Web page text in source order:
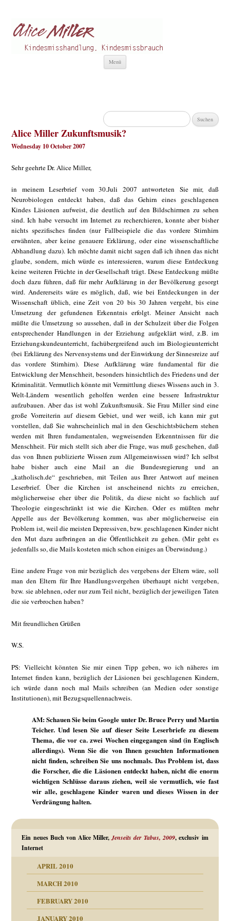
Menü
Suchen
nach:
Alice Miller Zukunftsmusik?
Wednesday 10 October 2007
Sehr geehrte Dr. Alice Miller,
in meinem Leserbrief vom 30.Juli 2007 antworteten Sie mir, daß
Neurobiologen entdeckt haben, daß das Gehirn eines geschlagenen
Kindes Läsionen aufweist, die deutlich auf den Bildschirmen zu sehen
sind. Ich habe versucht im Internet zu recherchieren, konnte aber bisher
nichts spezifisches finden (nur Fallbeispiele die das vordere Stirnhirn
erwähnten, aber keine genauere Erklärung, oder eine wissenschaftliche
Abhandlung dazu). Ich möchte damit nicht sagen daß ich ihnen das nicht
glaube, sondern, mich würde es interessieren, warum diese Entdeckung
keine weiteren Früchte in der Gesellschaft trägt. Diese Entdeckung müßte
doch dazu führen, daß für mehr Aufklärung in der Bevölkerung gesorgt
wird. Andererseits wäre es möglich, daß, wie bei Entdeckungen in der
Wissenschaft üblich, eine Zeit von 20 bis 30 Jahren vergeht, bis eine
Umsetzung der gefundenen Erkenntnis erfolgt. Meiner Ansicht nach
müßte die Umsetzung so aussehen, daß in der Schulzeit über die Folgen
entsprechender Handlungen in der Erziehung aufgeklärt wird, z.B. im
Erziehungskundeunterricht, fachübergreifend auch im Biologieunterricht
(bei Erklärung des Nervensystems und der Einwirkung der Sinnesreize auf
das vordere Stirnhirn). Diese Aufklärung wäre fundamental für die
Entwicklung der Menschheit, besonders hinsichtlich des Friedens und der
Kriminalität. Vermutlich könnte mit Vermittlung dieses Wissens auch in 3.
Welt-Ländern wesentlich geholfen werden eine bessere Infrastruktur
aufzubauen. Aber das ist wohl Zukunftsmusik. Sie Frau Miller sind eine
große Vorreiterin auf diesem Gebiet, und wer weiß, ich kann mir gut
vorstellen, daß Sie wahrscheinlich mal in den Geschichtsbüchern stehen
werden mit Ihren fundamentalen, wegweisenden Erkenntnissen für die
Menschheit. Für mich stellt sich aber die Frage, was muß geschehen, daß
das von Ihnen publizierte Wissen zum Allgemeinwissen wird? Ich selbst
habe bisher auch eine Mail an die Bundesregierung und an
„katholisch.de“ geschrieben, mit Teilen aus Ihrer Antwort auf meinen
Leserbrief. Über die Kirchen ist anscheinend nichts zu erreichen,
möglicherweise eher über die Politik, da diese nicht so fachlich auf
Theologie eingeschränkt ist wie die Kirchen. Oder es müßten mehr
Appelle aus der Bevölkerung kommen, was aber möglicherweise ein
Problem ist, weil die meisten Depressiven, bzw. geschlagenen Kinder nicht
den Mut dazu aufbringen an die Öffentlichkeit zu gehen. (Mir geht es
jedenfalls so, die Mails kosteten mich schon einiges an Überwindung.)
Eine andere Frage von mir bezüglich des vergebens der Eltern wäre, soll
man den Eltern für Ihre Handlungsvergehen überhaupt nicht vergeben,
bzw. sie ablehnen, oder nur zum Teil nicht, bezüglich der jeweiligen Taten
die sie verbrochen haben?
Mit freundlichen Grüßen
W.S.
PS: Vielleicht könnten Sie mir einen Tipp geben, wo ich näheres im
Internet finden kann, bezüglich der Läsionen bei geschlagenen Kindern,
ich würde dann noch mal Mails schreiben (an Medien oder sonstige
Institutionen), mit Bezugsquellennachweis.
AM: Schauen Sie beim Google unter Dr. Bruce Perry und Martin
Teicher. Und lesen Sie auf dieser Seite Leserbriefe zu diesem
Thema, die vor ca. zwei Wochen eingegangen sind (in Englisch
allerdings). Wenn Sie die von Ihnen gesuchten Informationen
nicht finden, schreiben Sie uns nochmals. Das Problem ist, dass
die Forscher, die die Läsionen entdeckt haben, nicht die enorm
wichtigen Schlüsse daraus ziehen, weil sie vermutlich, wie fast
wir alle, geschlagene Kinder waren und dieses Wissen in der
Verdrängung halten.
Ein neues Buch von Alice Miller,Jenseits der Tabus, 2009, exclusiv im
Internet
APRIL 2010
MARCH 2010
FEBRUARY 2010
JANUARY 2010